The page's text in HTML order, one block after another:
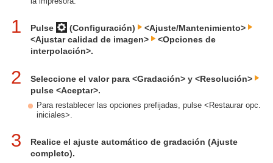
1 Pulse (Configuración)
<Ajuste/Mantenimiento>
<Ajustar calidad de imagen>
<Opciones de
interpolación>.
2
Seleccione el valor para <Gradación> y <Resolución>
pulse <Aceptar>.
Para restablecer las opciones prefijadas, pulse <Restaurar opc.
iniciales>.
3
Realice el ajuste automático de gradación (Ajuste
completo).